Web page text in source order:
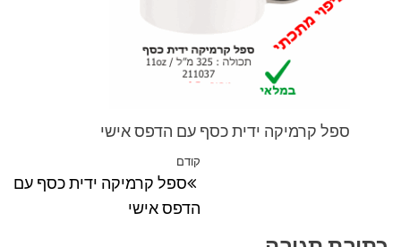
ספל קרמיקה ידית כסף עם הדפס אישי
הפוסט
הקודם
קודם
ספל קרמיקה ידית כסף עם
הדפס אישי